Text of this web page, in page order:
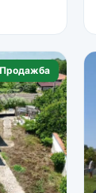
Продажба